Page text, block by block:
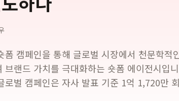
폼 캠페인을 통해 글로벌 시장에서 천문학적
브랜드 가치를 극대화하는 숏폼 에이전시입
로벌 캠페인은 자사 발표 기준 1억 1,720만